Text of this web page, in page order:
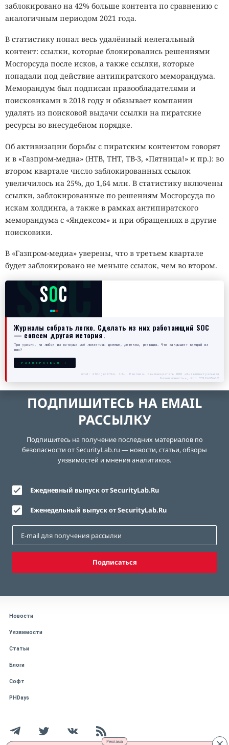
Реклама
заблокировано на 42% больше контента по сравнению с
аналогичным периодом 2021 года.
В статистику попал весь удалённый нелегальный
контент: ссылки, которые блокировались решениями
Мосгорсуда после исков, а также ссылки, которые
попадали под действие антипиратского меморандума.
Меморандум был подписан правообладателями и
поисковиками в 2018 году и обязывает компании
удалять из поисковой выдачи ссылки на пиратские
ресурсы во внесудебном порядке.
Об активизации борьбы с пиратским контентом говорят
и в «Газпром-медиа» (НТВ, ТНТ, ТВ-3, «Пятница!» и пр.): во
втором квартале число заблокированных ссылок
увеличилось на 25%, до 1,64 млн. В статистику включены
ссылки, заблокированные по решениям Мосгорсуда по
искам холдинга, а также в рамках антипиратского
меморандума с «Яндексом» и при обращениях в другие
поисковики.
В «Газпром-медиа» уверены, что в третьем квартале
будет заблокировано не меньше ссылок, чем во втором.
SOC
SOC
Журналы собрать легко. Сделать из них работающий SOC
— совсем другая история.
Три уровня, на любом из которых всё ломается: данные, детекты, реакция. Что закрывает каждый из
них?
РАЗОБРАТЬСЯ →
erid: 2SDnjecN7Gw. 18+. Реклама. Рекламодатель ООО «Интеллектуальная
безопасность», ИНН 7719435412
ПОДПИШИТЕСЬ НА EMAIL
РАССЫЛКУ
Подпишитесь на получение последних материалов по
безопасности от SecurityLab.ru — новости, статьи, обзоры
уязвимостей и мнения аналитиков.
Ежедневный выпуск от SecurityLab.Ru
Еженедельный выпуск от SecurityLab.Ru
Подписаться
Новости
Уязвимости
Статьи
Блоги
Софт
PHDays